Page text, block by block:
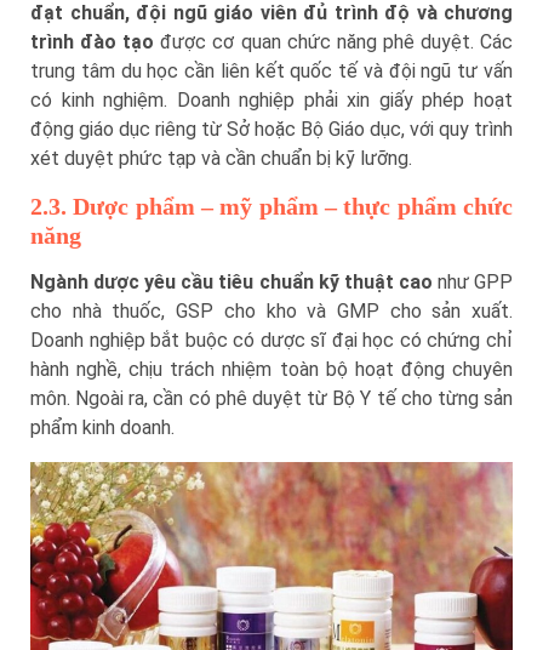
đạt chuẩn, đội ngũ giáo viên đủ trình độ và chương
trình đào tạo được cơ quan chức năng phê duyệt. Các
trung tâm du học cần liên kết quốc tế và đội ngũ tư vấn
có kinh nghiệm. Doanh nghiệp phải xin giấy phép hoạt
động giáo dục riêng từ Sở hoặc Bộ Giáo dục, với quy trình
xét duyệt phức tạp và cần chuẩn bị kỹ lưỡng.
2.3. Dược phẩm – mỹ phẩm – thực phẩm chức
năng
Ngành dược yêu cầu tiêu chuẩn kỹ thuật cao như GPP
cho nhà thuốc, GSP cho kho và GMP cho sản xuất.
Doanh nghiệp bắt buộc có dược sĩ đại học có chứng chỉ
hành nghề, chịu trách nhiệm toàn bộ hoạt động chuyên
môn. Ngoài ra, cần có phê duyệt từ Bộ Y tế cho từng sản
phẩm kinh doanh.